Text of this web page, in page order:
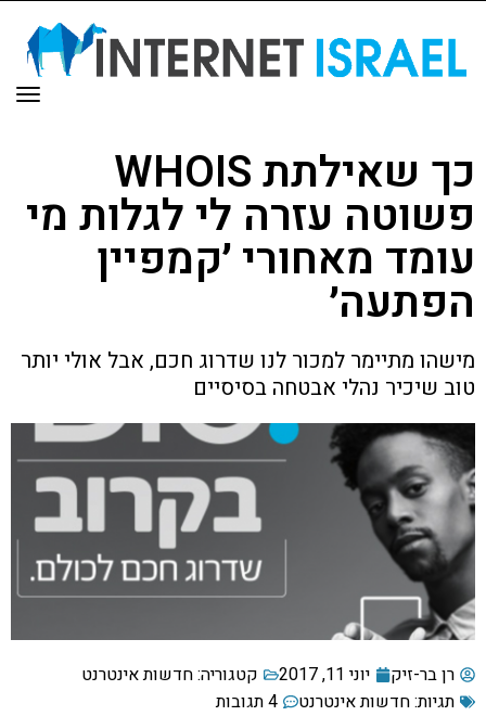
כך שאילתת WHOIS
פשוטה עזרה לי לגלות מי
עומד מאחורי ׳קמפיין
הפתעה׳
מישהו מתיימר למכור לנו שדרוג חכם, אבל אולי יותר
טוב שיכיר נהלי אבטחה בסיסיים
רן בר-זיק יוני 11, 2017 קטגוריה:חדשות אינטרנט
תגיות:חדשות אינטרנט
4 תגובות